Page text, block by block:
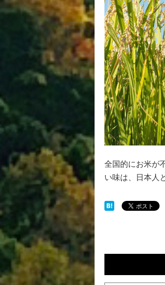
全国的にお米が
い味は、日本人